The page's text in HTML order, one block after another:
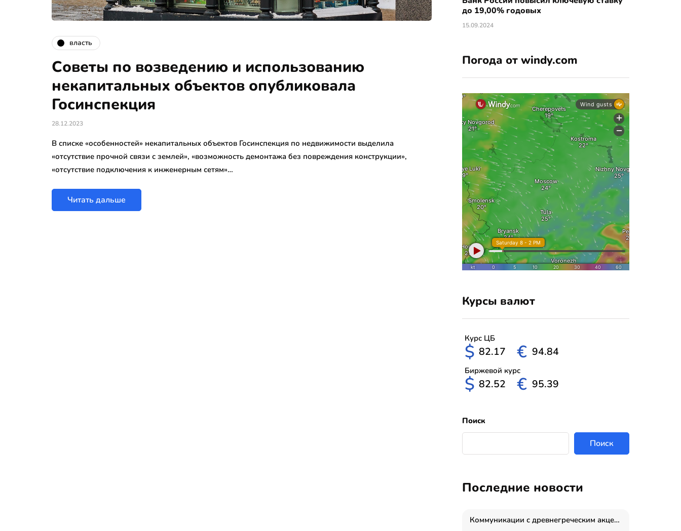
власть
Советы по возведению и использованию
некапитальных объектов опубликовала
Госинспекция
28.12.2023
В списке «особенностей» некапитальных объектов Госинспекция по недвижимости выделила
«отсутствие прочной связи с землей», «возможность демонтажа без повреждения конструкции»,
«отсутствие подключения к инженерным сетям»…
Читать дальше
до 19,00% годовых
15.09.2024
Погода от windy.com
Курсы валют
Курс ЦБ
$ 82.17 € 94.84
Биржевой курс
$ 82.52 € 95.39
Поиск
Поиск
Последние новости
Коммуникации с древнегреческим акцентом: медиаменеджер и журналист Владимир Дергачев запустил коммуникационное агентство «Сократ 2.0»